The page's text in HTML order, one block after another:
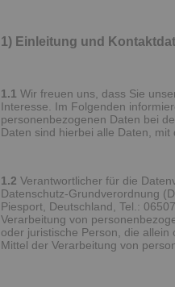
1) Einleitung und
1.1 Wir freuen uns, dass Sie
Interesse. Im Folgenden
personenbezogenen Daten bei
Daten sind hierbei alle Daten,
1.2 Verantwortlicher für die
Datenschutz-Grundverordnung
Piesport, Deutschland, Tel.:
Verarbeitung von
oder juristische Person, die
Mittel der Verarbeitung von